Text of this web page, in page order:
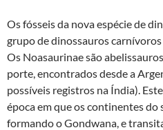
Os fósseis da nova espécie de
grupo de dinossauros
Os Noasaurinae são
porte, encontrados desde a
possíveis registros na Índia).
época em que os continentes do
formando o Gondwana, e